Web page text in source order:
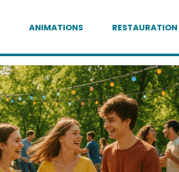
ANIMATIONS RESTAURATION